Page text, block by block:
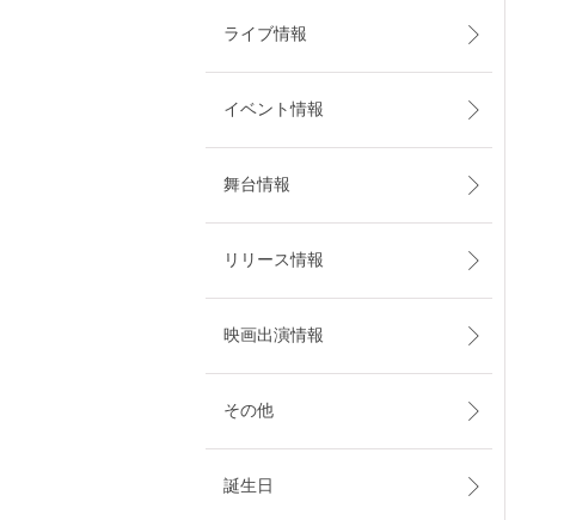
ライブ情報
イベント情報
舞台情報
リリース情報
映画出演情報
その他
誕生日